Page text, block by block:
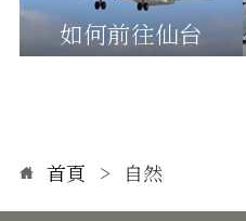
如何前往仙台
首頁 自然